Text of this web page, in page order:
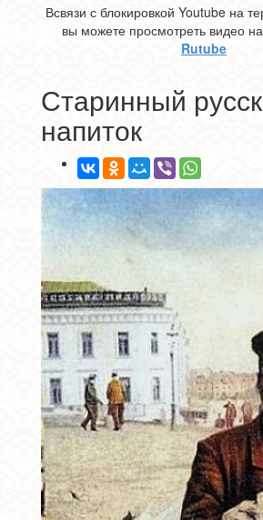
Всвязи с блокировкой Youtube на
вы можете просмотреть видео
Rutube
Старинный
напиток